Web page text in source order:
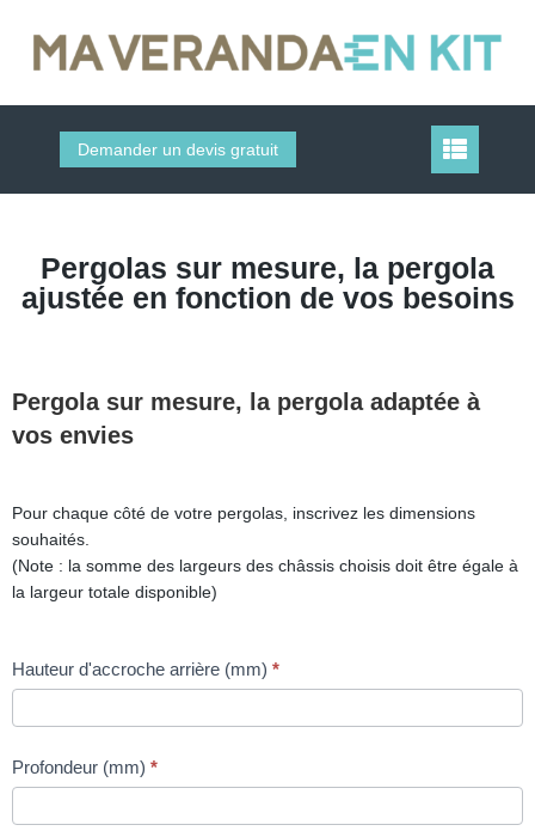
Demander un devis gratuit
Pergolas sur mesure, la pergola
ajustée en fonction de vos besoins
Pergola sur mesure, la pergola adaptée à
vos envies
Pour chaque côté de votre pergolas, inscrivez les dimensions
souhaités.
(Note : la somme des largeurs des châssis choisis doit être égale à
la largeur totale disponible)
Pergolas
sur-
mesure
Hauteur d'accroche arrière (mm) *
Profondeur (mm) *